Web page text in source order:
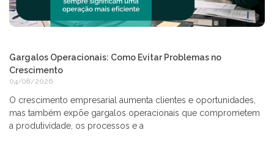
Gargalos Operacionais: Como Evitar Problemas no
Crescimento
04/08/2026
O crescimento empresarial aumenta clientes e oportunidades,
mas também expõe gargalos operacionais que comprometem
a produtividade, os processos e a